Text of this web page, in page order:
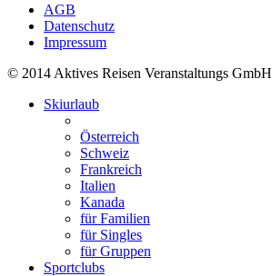
AGB
Datenschutz
Impressum
© 2014 Aktives Reisen Veranstaltungs GmbH
Skiurlaub
Österreich
Schweiz
Frankreich
Italien
Kanada
für Familien
für Singles
für Gruppen
Sportclubs